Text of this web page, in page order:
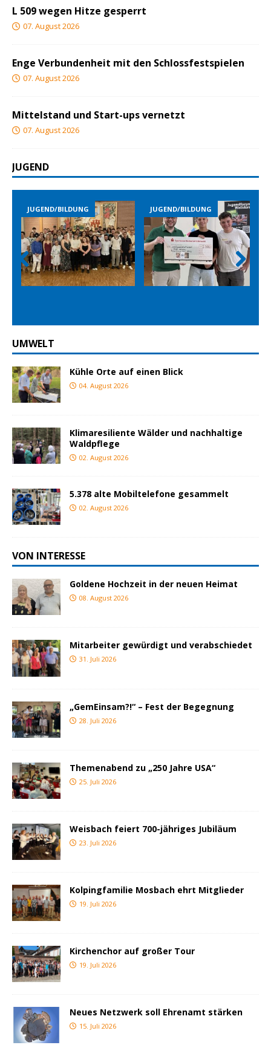
L 509 wegen Hitze gesperrt
07. August 2026
Enge Verbundenheit mit den Schlossfestspielen
07. August 2026
Mittelstand und Start-ups vernetzt
07. August 2026
JUGEND
JUGEND/BILDUNG JUGEND/BILDUNG
Prev
ious
Nex
t
UMWELT
Kühle Orte auf einen Blick
04. August 2026
Klimaresiliente Wälder und nachhaltige
Waldpflege
02. August 2026
5.378 alte Mobiltelefone gesammelt
02. August 2026
VON INTERESSE
Goldene Hochzeit in der neuen Heimat
08. August 2026
Mitarbeiter gewürdigt und verabschiedet
31. Juli 2026
„GemEinsam?!“ – Fest der Begegnung
28. Juli 2026
Themenabend zu „250 Jahre USA“
25. Juli 2026
Weisbach feiert 700-jähriges Jubiläum
23. Juli 2026
Kolpingfamilie Mosbach ehrt Mitglieder
19. Juli 2026
Kirchenchor auf großer Tour
19. Juli 2026
Neues Netzwerk soll Ehrenamt stärken
15. Juli 2026